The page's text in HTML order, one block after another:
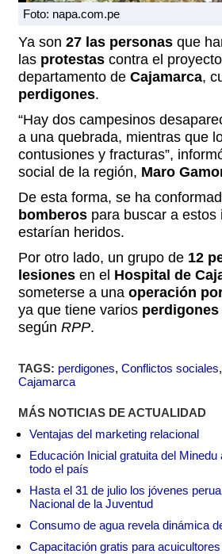
Foto: napa.com.pe
Ya son 27 las personas que
las protestas contra el
departamento de Cajamarca,
perdigones.
“Hay dos campesinos
a una quebrada, mientras que
contusiones y fracturas”,
social de la región, Maro
De esta forma, se ha
bomberos para buscar a
estarían heridos.
Por otro lado, un grupo de 12
lesiones en el Hospital de
someterse a una operación
ya que tiene varios
según RPP.
TAGS: perdigones, Conflictos sociales
Cajamarca
MÁS NOTICIAS DE ACTUALIDAD
Ventajas del marketing relacional
Educación Inicial gratuita del
todo el país
Hasta el 31 de julio los jóvenes
Nacional de la Juventud
Consumo de agua revela dinámica
Capacitación gratis para